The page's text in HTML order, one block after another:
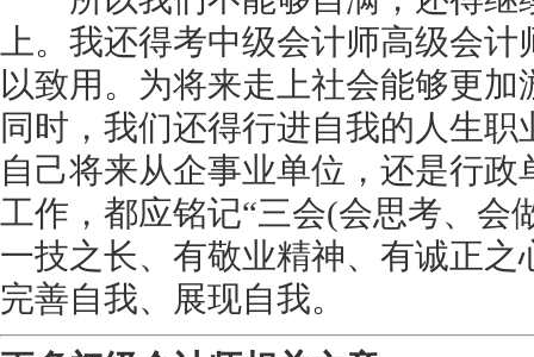
上。我还得考中级会计师高级会
以致用。为将来走上社会能够更
同时，我们还得行进自我的人生
自己将来从企事业单位，还是行
工作，都应铭记“三会(会思考、会
一技之长、有敬业精神、有诚正之
完善自我、展现自我。